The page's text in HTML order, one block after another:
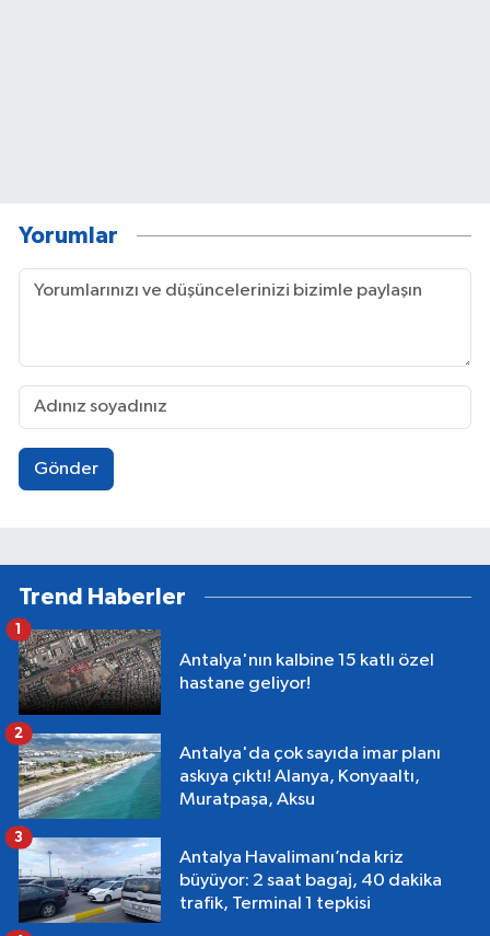
Yorumlar
Gönder
Trend Haberler
Antalya'nın kalbine 15 katlı özel
hastane geliyor!
1
Antalya'da çok sayıda imar planı
askıya çıktı! Alanya, Konyaaltı,
Muratpaşa, Aksu
2
Antalya Havalimanı’nda kriz
büyüyor: 2 saat bagaj, 40 dakika
trafik, Terminal 1 tepkisi
3